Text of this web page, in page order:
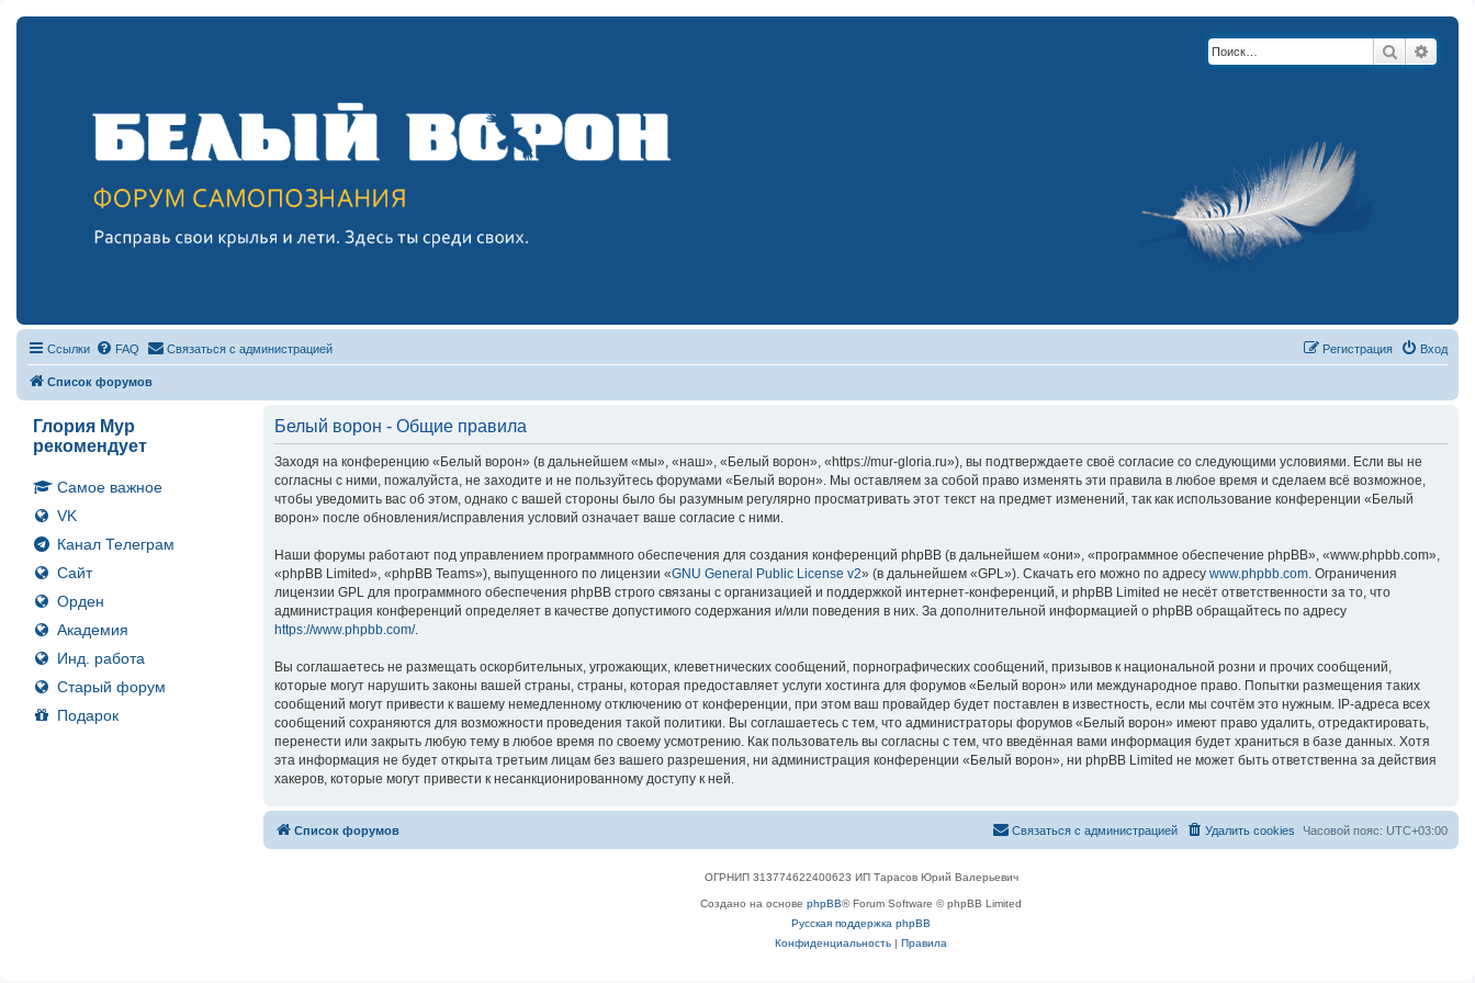
Поиск
Ссылки FAQ Связаться с администрацией Вход
Регистрация
Список форумов
Глория Мур
рекомендует
Самое важное
VK
Канал Телеграм
Сайт
Орден
Академия
Инд. работа
Старый форум
Подарок
Белый ворон - Общие правила
Заходя на конференцию «Белый ворон» (в дальнейшем «мы», «наш», «Белый ворон», «https://mur-gloria.ru»), вы подтверждаете своё согласие со следующими условиями. Если вы не
согласны с ними, пожалуйста, не заходите и не пользуйтесь форумами «Белый ворон». Мы оставляем за собой право изменять эти правила в любое время и сделаем всё возможное,
чтобы уведомить вас об этом, однако с вашей стороны было бы разумным регулярно просматривать этот текст на предмет изменений, так как использование конференции «Белый
ворон» после обновления/исправления условий означает ваше согласие с ними.
Наши форумы работают под управлением программного обеспечения для создания конференций phpBB (в дальнейшем «они», «программное обеспечение phpBB», «www.phpbb.com»,
«phpBB Limited», «phpBB Teams»), выпущенного по лицензии «GNU General Public License v2» (в дальнейшем «GPL»). Скачать его можно по адресуwww.phpbb.com . Ограничения
лицензии GPL для программного обеспечения phpBB строго связаны с организацией и поддержкой интернет-конференций, и phpBB Limited не несёт ответственности за то, что
администрация конференций определяет в качестве допустимого содержания и/или поведения в них. За дополнительной информацией о phpBB обращайтесь по адресу
https://www.phpbb.com/.
Вы соглашаетесь не размещать оскорбительных, угрожающих, клеветнических сообщений, порнографических сообщений, призывов к национальной розни и прочих сообщений,
которые могут нарушить законы вашей страны, страны, которая предоставляет услуги хостинга для форумов «Белый ворон» или международное право. Попытки размещения таких
сообщений могут привести к вашему немедленному отключению от конференции, при этом ваш провайдер будет поставлен в известность, если мы сочтём это нужным. IP-адреса всех
сообщений сохраняются для возможности проведения такой политики. Вы соглашаетесь с тем, что администраторы форумов «Белый ворон» имеют право удалить, отредактировать,
перенести или закрыть любую тему в любое время по своему усмотрению. Как пользователь вы согласны с тем, что введённая вами информация будет храниться в базе данных. Хотя
эта информация не будет открыта третьим лицам без вашего разрешения, ни администрация конференции «Белый ворон», ни phpBB Limited не может быть ответственна за действия
хакеров, которые могут привести к несанкционированному доступу к ней.
Список форумов Часовой пояс: UTC+03:00
Удалить cookies
Связаться с администрацией
ОГРНИП 313774622400623 ИП Тарасов Юрий Валерьевич
Создано на основеphpBB® Forum Software © phpBB Limited
Русская поддержка phpBB
Конфиденциальность |Правила